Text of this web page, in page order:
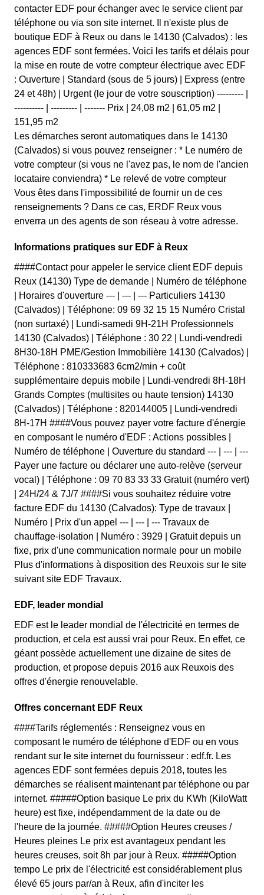
contacter EDF pour échanger avec le service client par
téléphone ou via son site internet. Il n'existe plus de
boutique EDF à Reux ou dans le 14130 (Calvados) : les
agences EDF sont fermées. Voici les tarifs et délais pour
la mise en route de votre compteur électrique avec EDF
: Ouverture | Standard (sous de 5 jours) | Express (entre
24 et 48h) | Urgent (le jour de votre souscription) --------- |
---------- | --------- | ------- Prix | 24,08 m2 | 61,05 m2 |
151,95 m2
Les démarches seront automatiques dans le 14130
(Calvados) si vous pouvez renseigner : * Le numéro de
votre compteur (si vous ne l'avez pas, le nom de l'ancien
locataire conviendra) * Le relevé de votre compteur
Vous êtes dans l'impossibilité de fournir un de ces
renseignements ? Dans ce cas, ERDF Reux vous
enverra un des agents de son réseau à votre adresse.
Informations pratiques sur EDF à Reux
####Contact pour appeler le service client EDF depuis
Reux (14130) Type de demande | Numéro de téléphone
| Horaires d'ouverture --- | --- | --- Particuliers 14130
(Calvados) | Téléphone: 09 69 32 15 15 Numéro Cristal
(non surtaxé) | Lundi-samedi 9H-21H Professionnels
14130 (Calvados) | Téléphone : 30 22 | Lundi-vendredi
8H30-18H PME/Gestion Immobilière 14130 (Calvados) |
Téléphone : 810333683 6cm2/min + coût
supplémentaire depuis mobile | Lundi-vendredi 8H-18H
Grands Comptes (multisites ou haute tension) 14130
(Calvados) | Téléphone : 820144005 | Lundi-vendredi
8H-17H ####Vous pouvez payer votre facture d'énergie
en composant le numéro d'EDF : Actions possibles |
Numéro de téléphone | Ouverture du standard --- | --- | ---
Payer une facture ou déclarer une auto-relève (serveur
vocal) | Téléphone : 09 70 83 33 33 Gratuit (numéro vert)
| 24H/24 & 7J/7 ####Si vous souhaitez réduire votre
facture EDF du 14130 (Calvados): Type de travaux |
Numéro | Prix d'un appel --- | --- | --- Travaux de
chauffage-isolation | Numéro : 3929 | Gratuit depuis un
fixe, prix d'une communication normale pour un mobile
Plus d'informations à disposition des Reuxois sur le site
suivant site EDF Travaux.
EDF, leader mondial
EDF est le leader mondial de l'électricité en termes de
production, et cela est aussi vrai pour Reux. En effet, ce
géant possède actuellement une dizaine de sites de
production, et propose depuis 2016 aux Reuxois des
offres d'énergie renouvelable.
Offres concernant EDF Reux
####Tarifs réglementés : Renseignez vous en
composant le numéro de téléphone d'EDF ou en vous
rendant sur le site internet du fournisseur : edf.fr. Les
agences EDF sont fermées depuis 2018, toutes les
démarches se réalisent maintenant par téléphone ou par
internet. #####Option basique Le prix du KWh (KiloWatt
heure) est fixe, indépendamment de la date ou de
l'heure de la journée. #####Option Heures creuses /
Heures pleines Le prix est avantageux pendant les
heures creuses, soit 8h par jour à Reux. #####Option
tempo Le prix de l'électricité est considérablement plus
élevé 65 jours par/an à Reux, afin d'inciter les